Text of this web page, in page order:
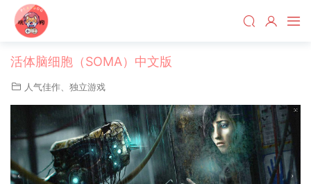
活体脑细胞（SOMA）中文版
人气佳作 独立游戏